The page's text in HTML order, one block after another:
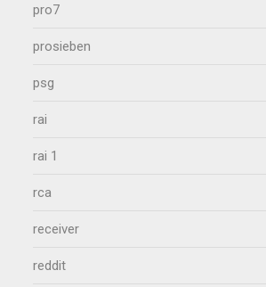
pro7
prosieben
psg
rai
rai 1
rca
receiver
reddit